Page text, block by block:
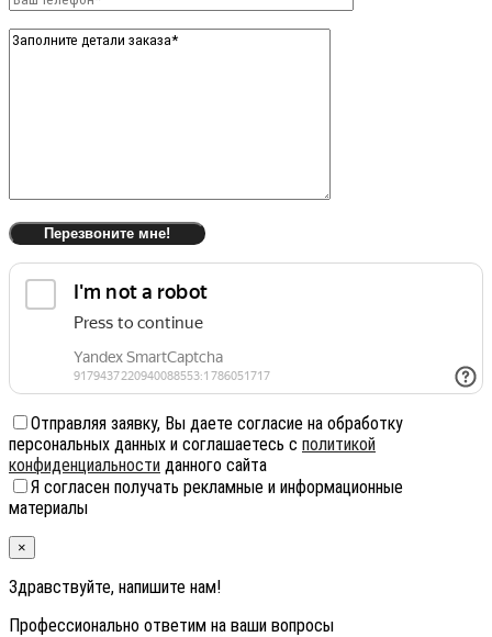
Отправляя заявку, Вы даете согласие на обработку
персональных данных и соглашаетесь с политикой
конфиденциальности данного сайта
Я согласен получать рекламные и информационные
материалы
×
Здравствуйте, напишите нам!
Профессионально ответим на ваши вопросы